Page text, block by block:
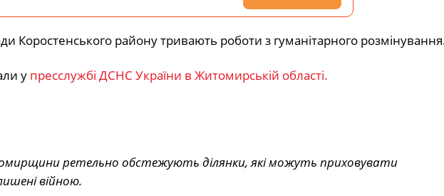
Коростенського району тривають роботи з гуманітарного
у пресслужбі ДСНС України в Житомирській області.
ретельно обстежують ділянки, які можуть приховувати
війною.